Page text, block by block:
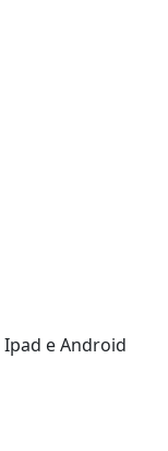
e Android